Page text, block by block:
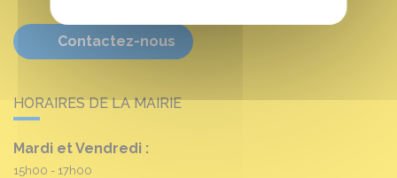
Contactez-nous
HORAIRES DE LA MAIRIE
Mardi et Vendredi :
15h00 - 17h00